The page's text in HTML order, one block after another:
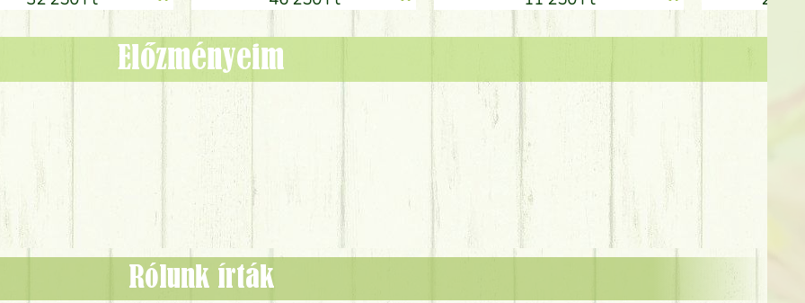
Előzményeim
Rólunk írták